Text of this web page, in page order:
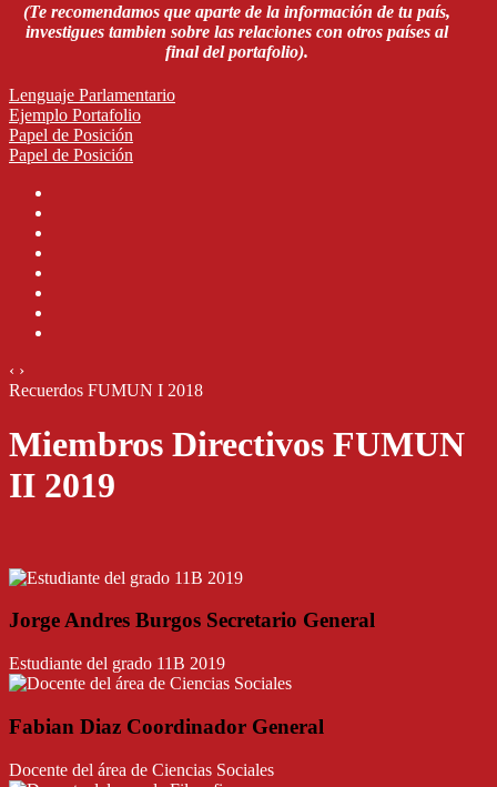
(Te recomendamos que aparte de la información de tu país,
investigues tambien sobre las relaciones con otros países al
final del portafolio).
Lenguaje Parlamentario
Ejemplo Portafolio
Papel de Posición
Papel de Posición
‹ ›
Recuerdos FUMUN I 2018
Miembros Directivos FUMUN
II 2019
Jorge Andres Burgos Secretario General
Estudiante del grado 11B 2019
Fabian Diaz Coordinador General
Docente del área de Ciencias Sociales